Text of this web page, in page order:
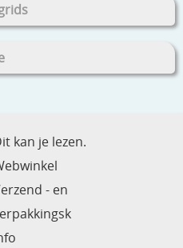
kan je lezen.
- en